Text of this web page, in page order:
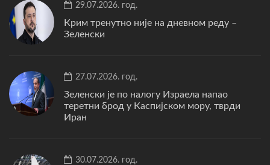
29.07.2026. год.
Крим тренутно није на дневном реду –
Зеленски
27.07.2026. год.
Зеленски је по налогу Израела напао
теретни брод у Каспијском мору, тврди
Иран
30.07.2026. год.